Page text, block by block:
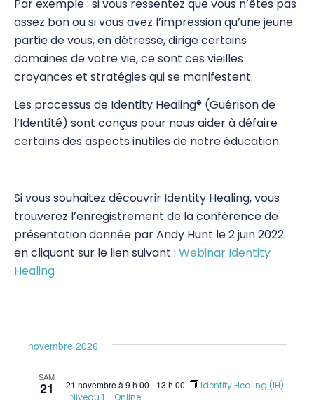
Par exemple : si vous ressentez que vous n’êtes pas
assez bon ou si vous avez l’impression qu’une jeune
partie de vous, en détresse, dirige certains
domaines de votre vie, ce sont ces vieilles
croyances et stratégies qui se manifestent.
Les processus de Identity Healing® (Guérison de
l’Identité) sont conçus pour nous aider à défaire
certains des aspects inutiles de notre éducation.
Si vous souhaitez découvrir Identity Healing, vous
trouverez l’enregistrement de la conférence de
présentation donnée par Andy Hunt le 2 juin 2022
en cliquant sur le lien suivant : Webinar Identity
Healing
novembre 2026
SAM
21 21 novembre à 9 h 00 - 13 h 00
Identity Healing (IH)
: Niveau 1 – Online